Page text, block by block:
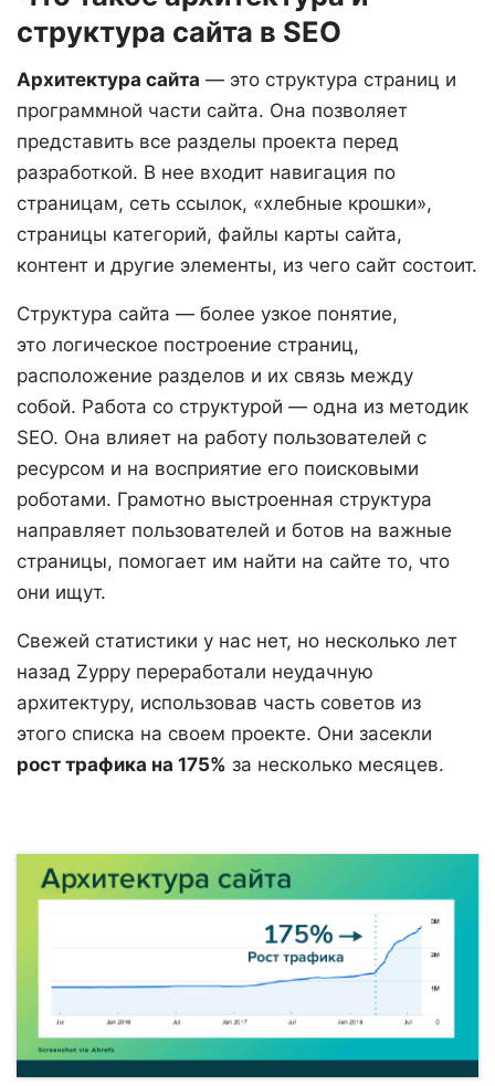
структура сайта в SEO
Архитектура сайта — это структура страниц и
программной части сайта. Она позволяет
представить все разделы проекта перед
разработкой. В нее входит навигация по
страницам, сеть ссылок, «хлебные крошки»,
страницы категорий, файлы карты сайта,
контент и другие элементы, из чего сайт состоит.
Структура сайта — более узкое понятие,
это логическое построение страниц,
расположение разделов и их связь между
собой. Работа со структурой — одна из методик
SEO. Она влияет на работу пользователей с
ресурсом и на восприятие его поисковыми
роботами. Грамотно выстроенная структура
направляет пользователей и ботов на важные
страницы, помогает им найти на сайте то, что
они ищут.
Свежей статистики у нас нет, но несколько лет
назад Zyppy переработали неудачную
архитектуру, использовав часть советов из
этого списка на своем проекте. Они засекли
рост трафика на 175% за несколько месяцев.